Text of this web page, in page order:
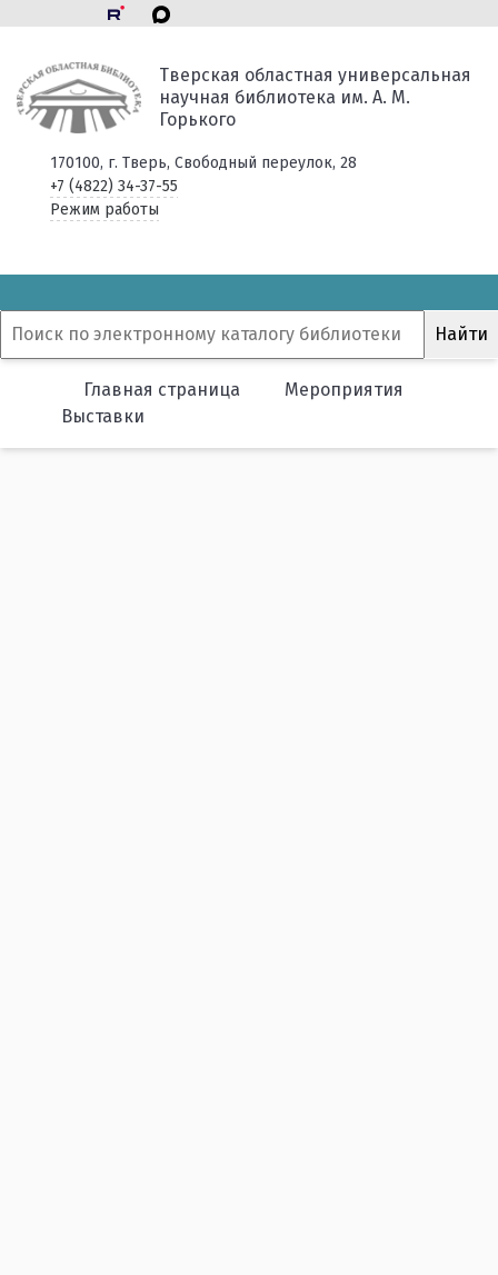
Тверская областная универсальная
научная библиотека им. А. М.
Горького
170100, г. Тверь, Свободный переулок, 28
+7 (4822) 34-37-55
Режим работы
Главная страница
Мероприятия
Выставки